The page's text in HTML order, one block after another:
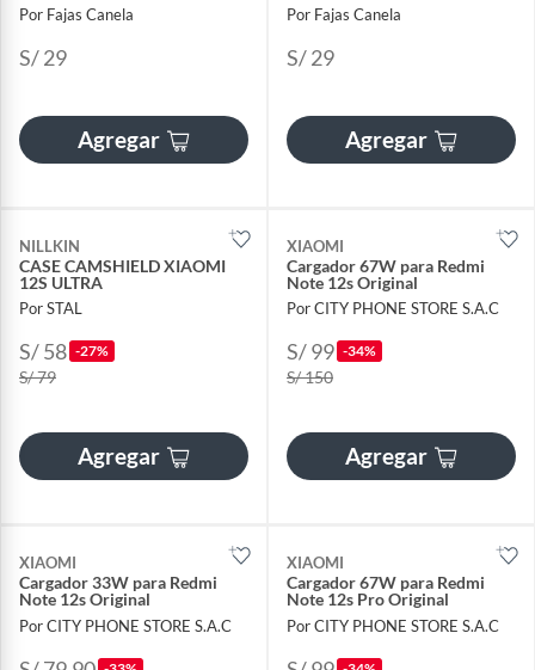
Por Fajas Canela
S/ 29
Agregar
Por Fajas Canela
S/ 29
Agregar
NILLKIN
CASE CAMSHIELD XIAOMI
12S ULTRA
Por STAL
S/ 58 -27%
S/ 79
Agregar
XIAOMI
Cargador 67W para Redmi
Note 12s Original
Por CITY PHONE STORE S.A.C
S/ 99 -34%
S/ 150
Agregar
XIAOMI
Cargador 33W para Redmi
Note 12s Original
Por CITY PHONE STORE S.A.C
XIAOMI
Cargador 67W para Redmi
Note 12s Pro Original
Por CITY PHONE STORE S.A.C